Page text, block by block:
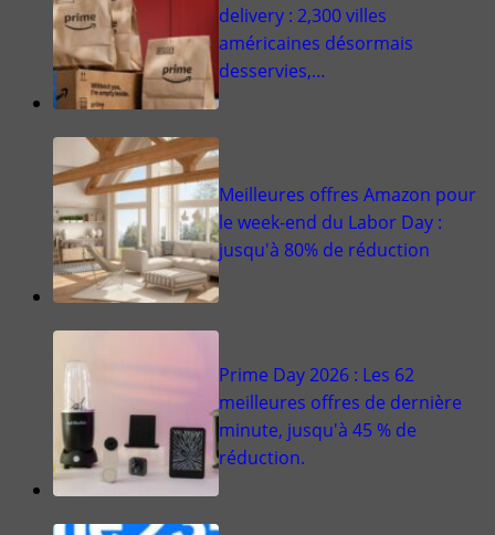
delivery : 2,300 villes
américaines désormais
desservies,…
Meilleures offres Amazon pour
le week-end du Labor Day :
jusqu'à 80% de réduction
Prime Day 2026 : Les 62
meilleures offres de dernière
minute, jusqu'à 45 % de
réduction.